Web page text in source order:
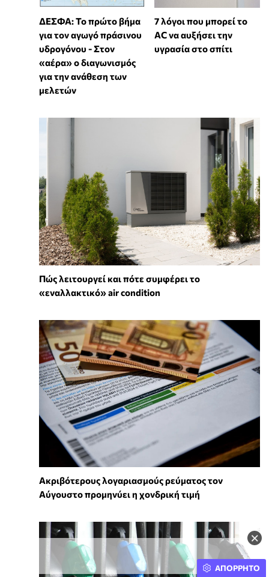
×
ΔΕΣΦΑ: Το πρώτο βήμα
για τον αγωγό πράσινου
υδρογόνου - Στον
«αέρα» ο διαγωνισμός
για την ανάθεση των
μελετών
7 λόγοι που μπορεί το
AC να αυξήσει την
υγρασία στο σπίτι
Πώς λειτουργεί και πότε συμφέρει το
«εναλλακτικό» air condition
Ακριβότερους λογαριασμούς ρεύματος τον
Αύγουστο προμηνύει η χονδρική τιμή
ΑΠΟΡΡΗΤΟ